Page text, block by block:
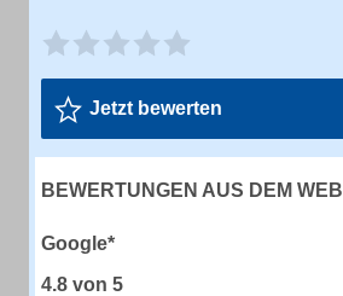
Jetzt bewerten
BEWERTUNGEN AUS DEM WEB
Google*
4.8 von 5